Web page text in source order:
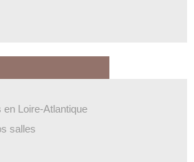
Loire-Atlantique
salles